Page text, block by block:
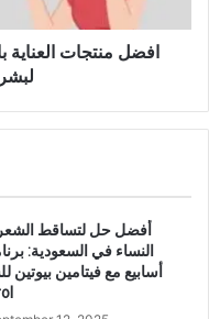
افضل منتجات العناية
أفضل حل لتساقط
أسابيع مع فيتامين بيوتين